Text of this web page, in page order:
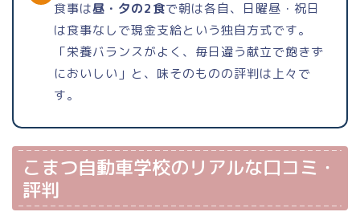
食事は昼・夕の2食で朝は各自、日曜昼・祝日
は食事なしで現金支給という独自方式です。
「栄養バランスがよく、毎日違う献立で飽きず
においしい」と、味そのものの評判は上々で
す。
こまつ自動車学校のリアルな口コミ・
評判